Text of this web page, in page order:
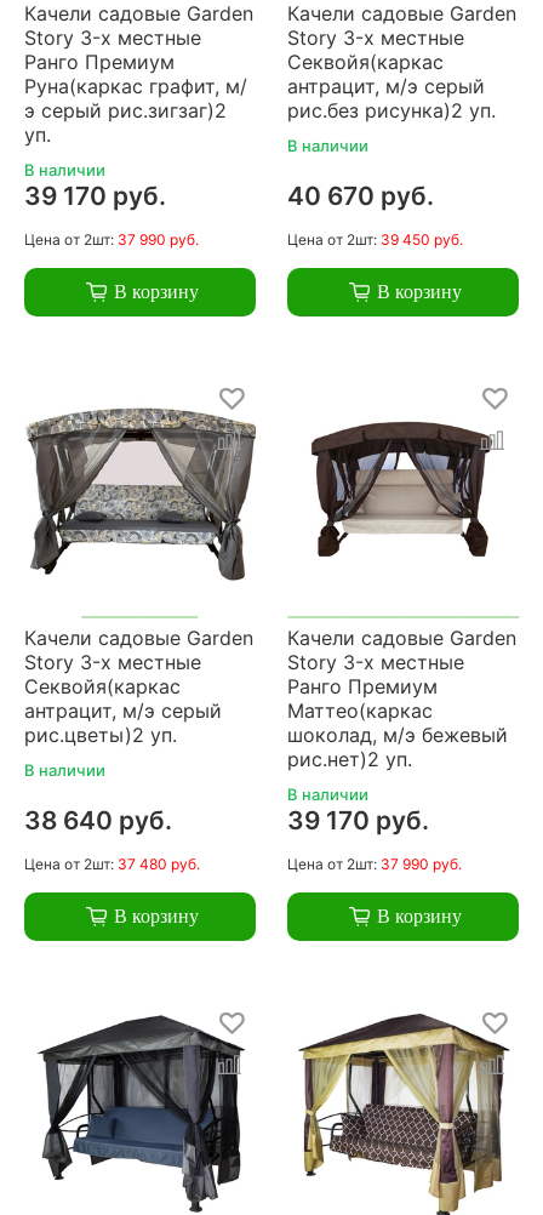
Качели садовые Garden
Story 3-х местные
Ранго Премиум
Руна(каркас графит, м/
э серый рис.зигзаг)2
уп.
В наличии
39 170 руб.
Цена от 2шт: 37 990 руб.
В корзину
Качели садовые Garden
Story 3-х местные
Секвойя(каркас
антрацит, м/э серый
рис.без рисунка)2 уп.
В наличии
40 670 руб.
Цена от 2шт: 39 450 руб.
В корзину
Качели садовые Garden
Story 3-х местные
Секвойя(каркас
антрацит, м/э серый
рис.цветы)2 уп.
В наличии
38 640 руб.
Цена от 2шт: 37 480 руб.
В корзину
Качели садовые Garden
Story 3-х местные
Ранго Премиум
Маттео(каркас
шоколад, м/э бежевый
рис.нет)2 уп.
В наличии
39 170 руб.
Цена от 2шт: 37 990 руб.
В корзину